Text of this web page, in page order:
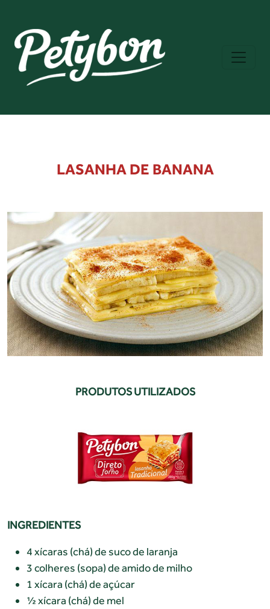
LASANHA DE BANANA
PRODUTOS UTILIZADOS
INGREDIENTES
4 xícaras (chá) de suco de laranja
3 colheres (sopa) de amido de milho
1 xícara (chá) de açúcar
½ xícara (chá) de mel